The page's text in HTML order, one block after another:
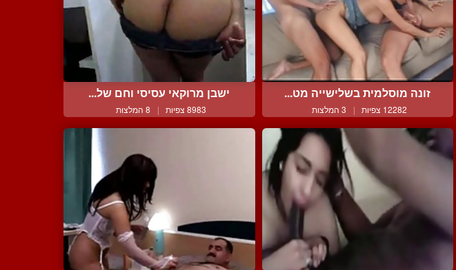
זונה מוסלמית בשלישייה מט...
12282 צפיות | 3 המלצות
ישבן מרוקאי עסיסי וחם של...
8983 צפיות | 8 המלצות